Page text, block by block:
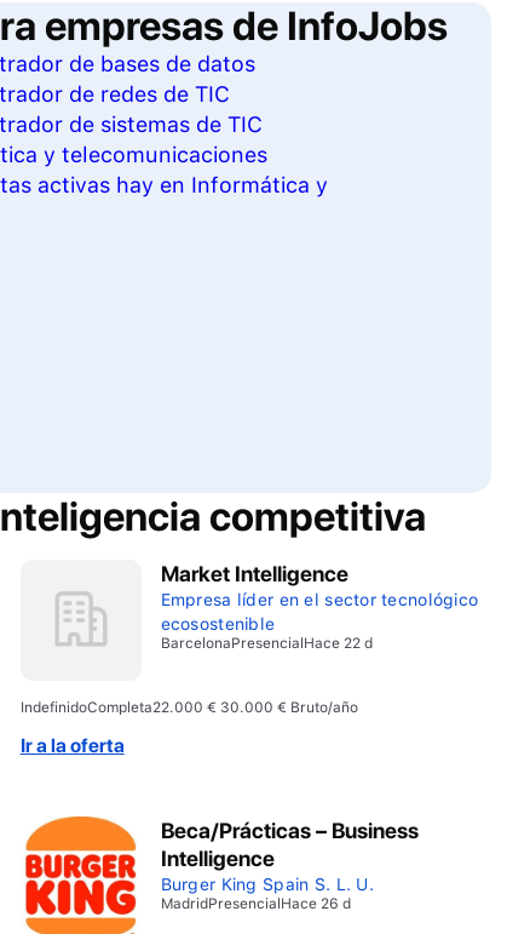
empresas de InfoJobs
de bases de datos
de redes de TIC
de sistemas de TIC
y telecomunicaciones
activas hay en Informática y
competitiva
Market Intelligence
Empresa líder en el sector tecnológico
ecosostenible
BarcelonaPresencialHace 22 d
IndefinidoCompleta22.000 € 30.000 € Bruto/año
Ir a la oferta
Beca/Prácticas – Business
Intelligence
Burger King Spain S. L. U.
MadridPresencialHace 26 d